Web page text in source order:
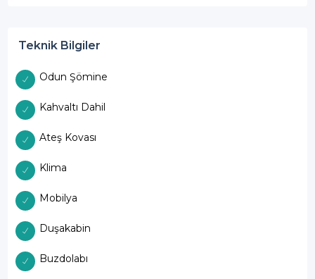
Teknik Bilgiler
Odun Şömine
Kahvaltı Dahil
Ateş Kovası
Klima
Mobilya
Duşakabin
Buzdolabı